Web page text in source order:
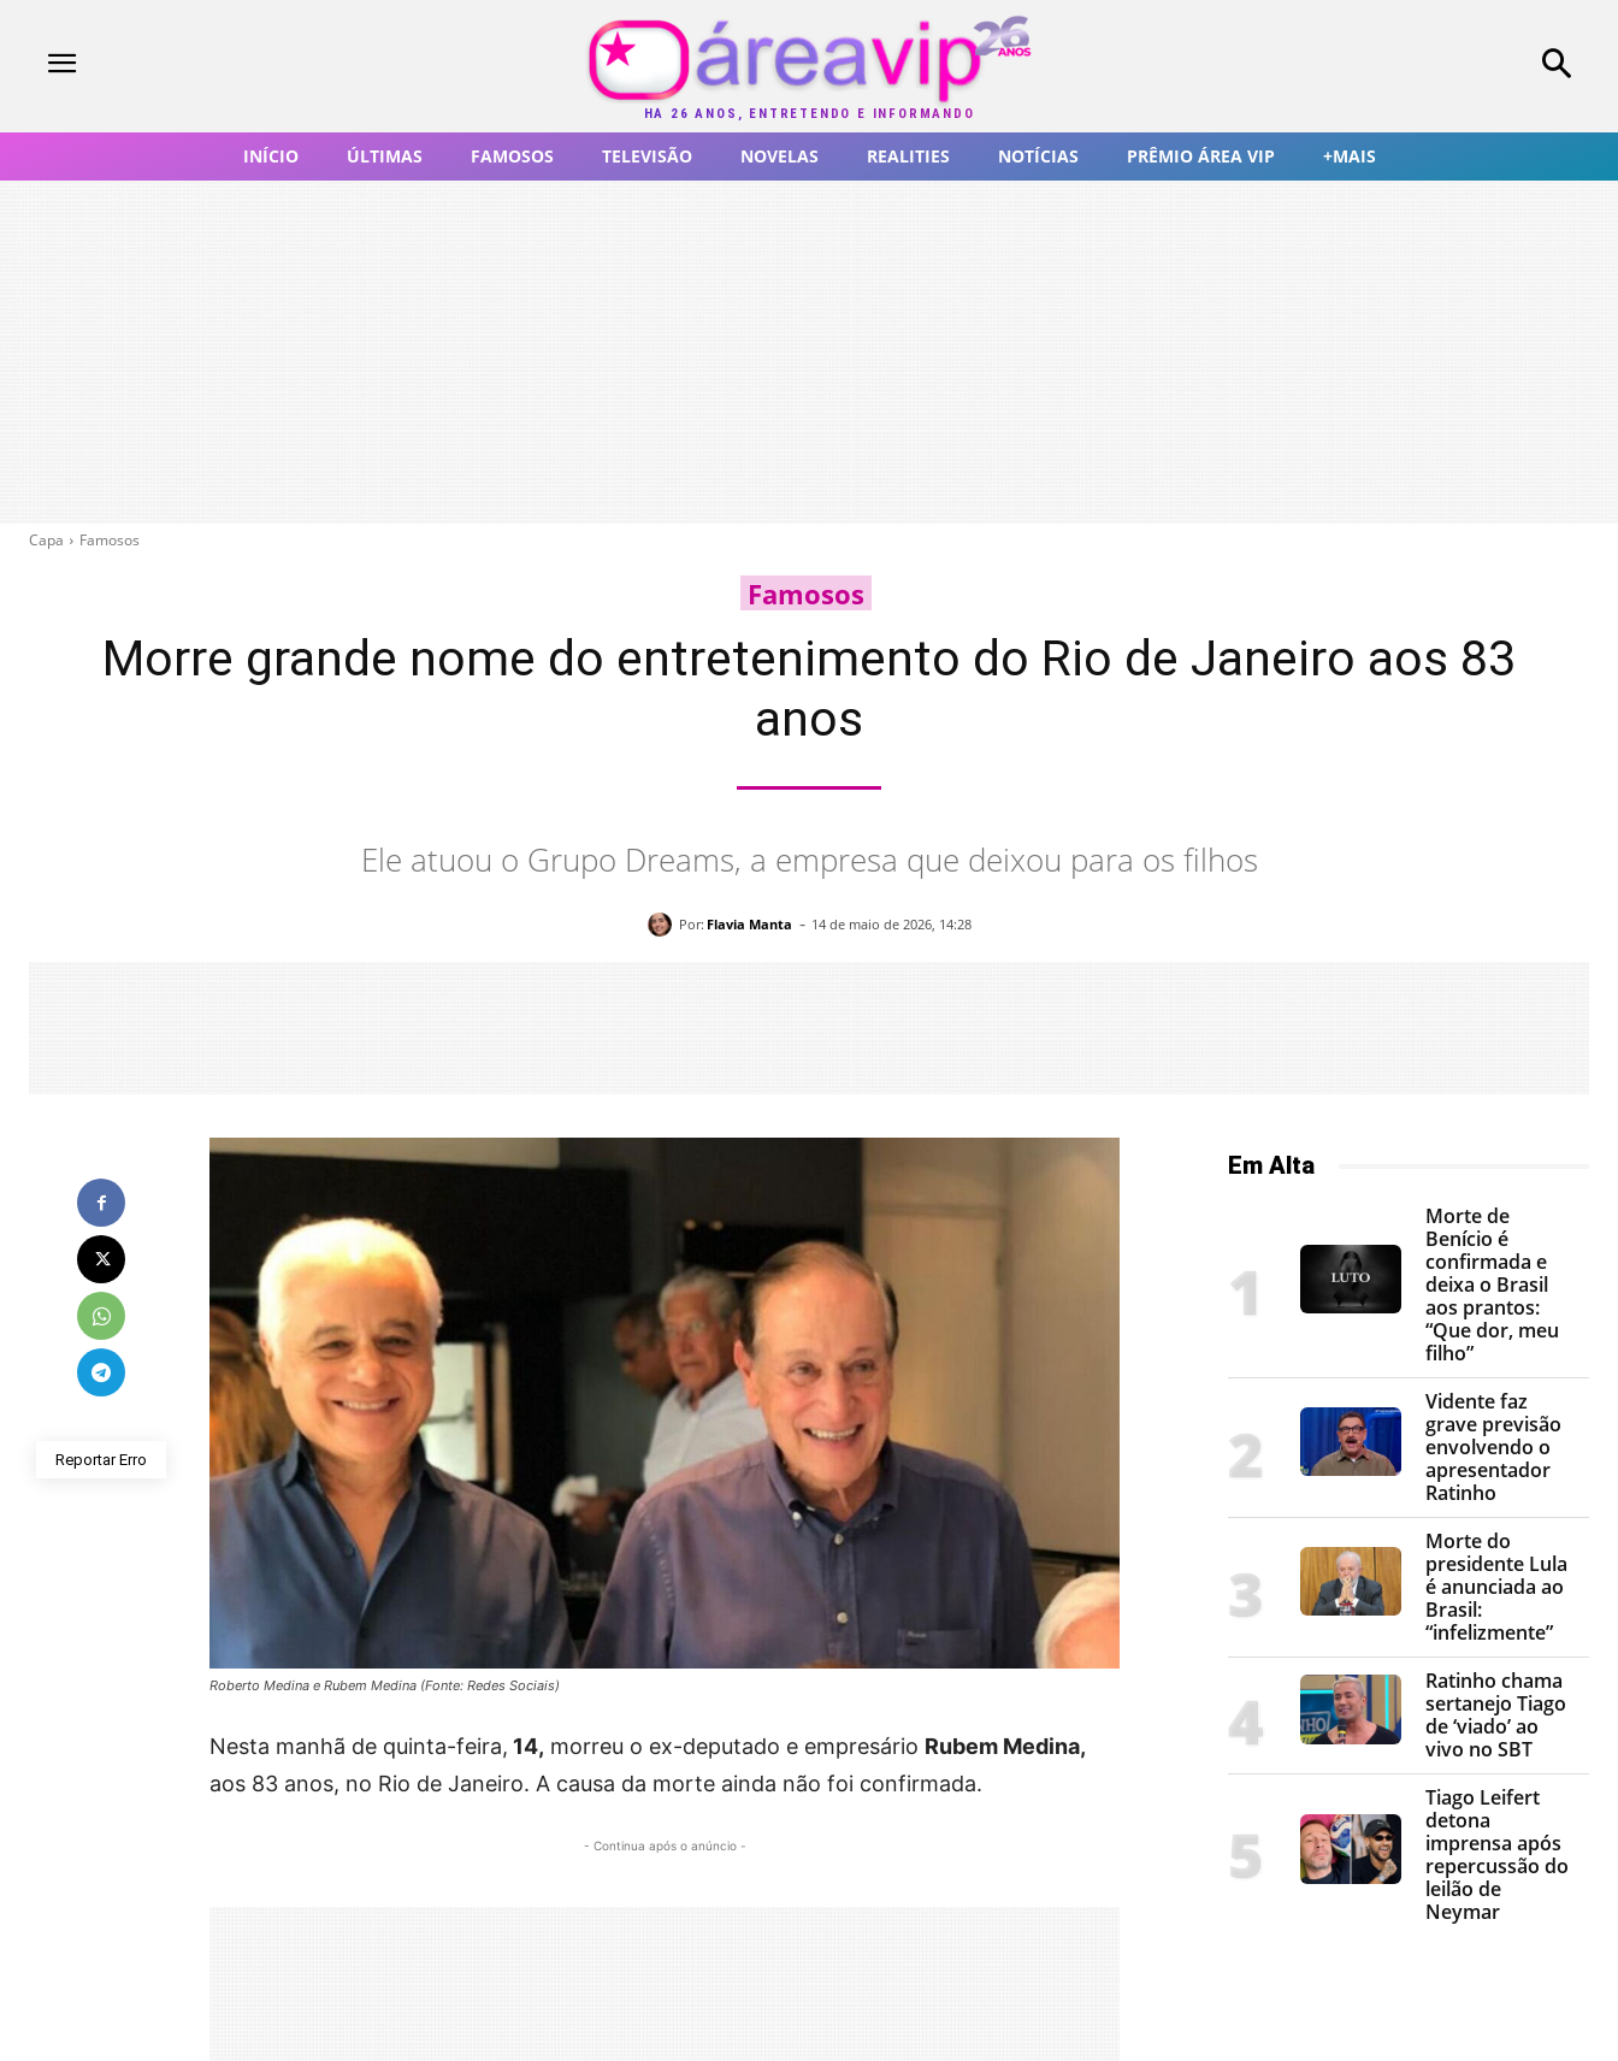
HÁ 26 ANOS, ENTRETENDO E INFORMANDO
INÍCIO ÚLTIMAS FAMOSOS TELEVISÃO NOVELAS REALITIES NOTÍCIAS PRÊMIO ÁREA VIP +MAIS
Capa Famosos
Famosos
Morre grande nome do entretenimento do Rio de Janeiro aos 83
anos
Ele atuou o Grupo Dreams, a empresa que deixou para os filhos
Por: Flavia Manta - 14 de maio de 2026, 14:28
Reportar Erro
Roberto Medina e Rubem Medina (Fonte: Redes Sociais)
Nesta manhã de quinta-feira, 14, morreu o ex-deputado e empresário Rubem Medina,
aos 83 anos, no Rio de Janeiro. A causa da morte ainda não foi confirmada.
- Continua após o anúncio -
Em Alta
Morte de
Benício é
confirmada e
deixa o Brasil
aos prantos:
“Que dor, meu
filho”
Vidente faz
grave previsão
envolvendo o
apresentador
Ratinho
Morte do
presidente Lula
é anunciada ao
Brasil:
“infelizmente”
Ratinho chama
sertanejo Tiago
de ‘viado’ ao
vivo no SBT
Tiago Leifert
detona
imprensa após
repercussão do
leilão de
Neymar